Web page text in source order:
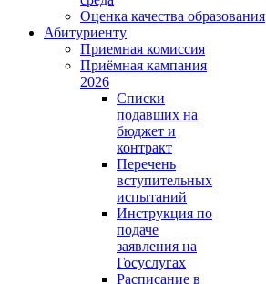
Оценка качества образования
Абитуриенту
Приемная комиссия
Приёмная кампания
2026
Списки
подавших на
бюджет и
контракт
Перечень
вступительных
испытаний
Инструкция по
подаче
заявления на
Госуслугах
Расписание в